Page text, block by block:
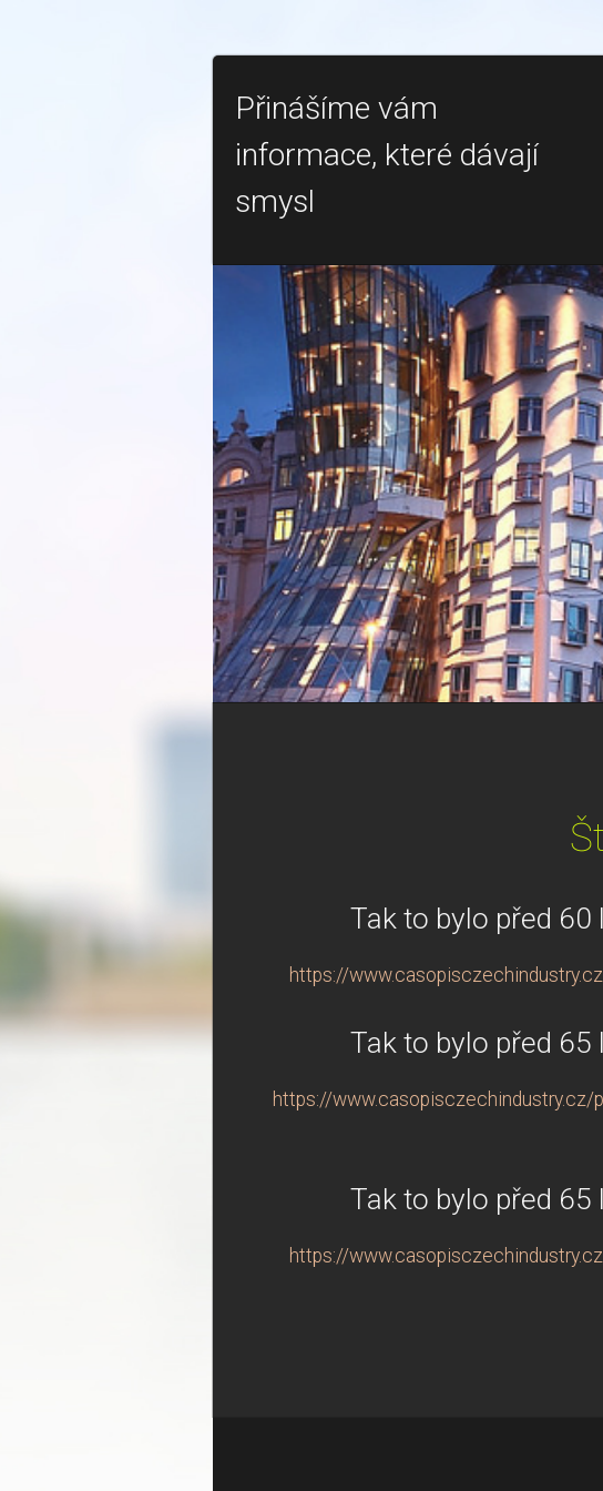
Přinášíme vám
informace, které dávají
smysl
Tak to bylo před
https://
Tak to bylo před
https://www.casopisczechindustry.cz/
Tak to bylo před
https://